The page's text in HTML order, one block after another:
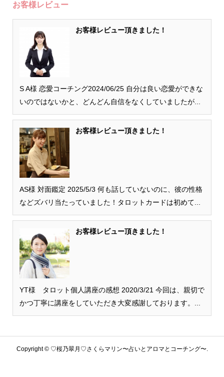
お客様レビュー
お客様レビュー頂きました！
S A様 恋愛コーチング2024/06/25 自分は良い恋愛ができな
いのではないかと、どんどん自信をなくしていましたが...
お客様レビュー頂きました！
AS様 対面鑑定 2025/5/3 何も話していないのに、彼の性格
などズバリ当たっていました！タロットカードは初めて...
お客様レビュー頂きました！
YT様 タロット個人講座の感想 2020/3/21 今回は、親切で
かつ丁寧に講座をしていただき大変感謝しております。...
Copyright ©♡桜乃翠月♡さくらマリン〜占いとアロマとコーチング〜.